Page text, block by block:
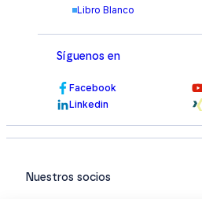
Libro Blanco
Síguenos en
Facebook
Linkedin
Nuestros socios